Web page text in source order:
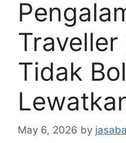
Traveller
Tidak
May 6, 2026 by